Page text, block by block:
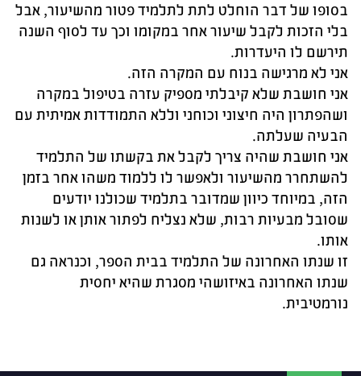
בסופו של דבר הוחלט לתת לתלמיד פטור מהשיעור, אבל
בלי הזכות לקבל שיעור אחר במקומו וכך עד לסוף השנה
תירשם לו היעדרות.
אני לא מרגישה בנוח עם המקרה הזה.
אני חושבת שלא קיבלתי מספיק עזרה בטיפול במקרה
ושהפתרון היה חיצוני וכוחני וללא התמודדות אמיתית עם
הבעיה שעלתה.
אני חושבת שהיה צריך לקבל את בקשתו של התלמיד
להשתחרר מהשיעור ולאפשר לו ללמוד משהו אחר בזמן
הזה, במיוחד כיוון שמדובר בתלמיד שכולנו יודעים
שסובל מבעיות רבות, שלא נצליח לפתור אותן או לשנות
אותו.
זו שנתו האחרונה של התלמיד בבית הספר, וכנראה גם
שנתו האחרונה באיזושהי מסגרת שהיא יחסית
נורמטיבית.